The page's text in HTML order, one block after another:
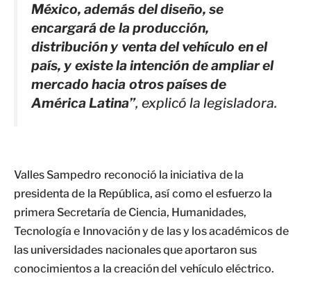
México, además del diseño, se
encargará de la producción,
distribución y venta del vehículo en el
país, y existe la intención de ampliar el
mercado hacia otros países de
América Latina”, explicó la legisladora.
Valles Sampedro reconoció la iniciativa de la
presidenta de la República, así como el esfuerzo la
primera Secretaría de Ciencia, Humanidades,
Tecnología e Innovación y de las y los académicos de
las universidades nacionales que aportaron sus
conocimientos a la creación del vehículo eléctrico.